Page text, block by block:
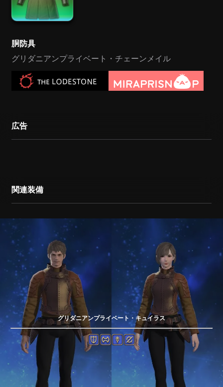
胴防具
グリダニアンプライベート・チェーンメイル
広告
関連装備
グリダニアンプライベート・キュイラス